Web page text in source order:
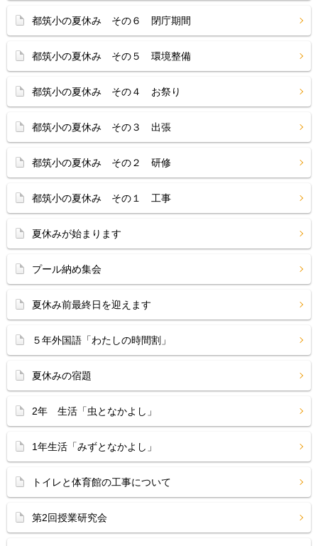
都筑小の夏休み その６ 閉庁期間
都筑小の夏休み その５ 環境整備
都筑小の夏休み その４ お祭り
都筑小の夏休み その３ 出張
都筑小の夏休み その２ 研修
都筑小の夏休み その１ 工事
夏休みが始まります
プール納め集会
夏休み前最終日を迎えます
５年外国語「わたしの時間割」
夏休みの宿題
2年 生活「虫となかよし」
1年生活「みずとなかよし」
トイレと体育館の工事について
第2回授業研究会